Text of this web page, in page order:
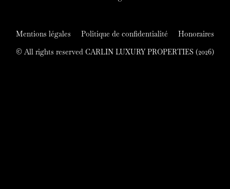
Mentions légales Politique de confidentialité
Honoraires
© All rights reserved CARLIN LUXURY PROPERTIES (2026)